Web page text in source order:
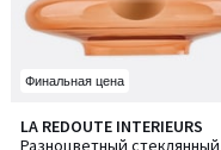
Финальная цена
LA REDOUTE INTERIEURS
Разноцветный стеклянный